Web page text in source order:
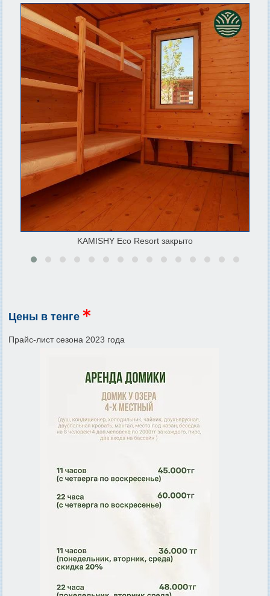
KAMISHY Eco Resort закрыто
Цены в тенге
Прайс-лист сезона 2023 года